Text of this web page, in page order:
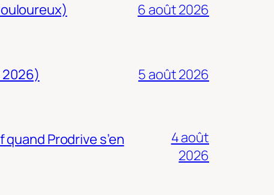
6 août 2026
2026) 5 août 2026
Prodrive s’en
4 août
2026